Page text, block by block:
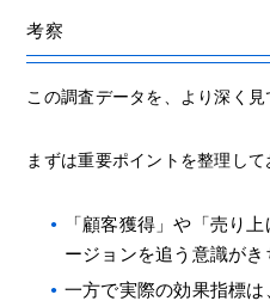
考察
この調査データを、より深く見
まずは重要ポイントを整理して
「顧客獲得」や「売り
ージョンを追う意識がき
一方で実際の効果指標